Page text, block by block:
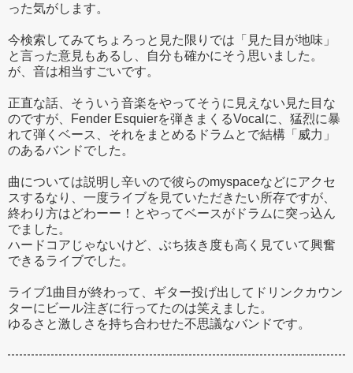
った気がします。
今検索してみてちょろっと見た限りでは「見た目が地味」
と言った意見もあるし、自分も確かにそう思いました。
が、音は相当すごいです。
正直な話、そういう音楽をやってそうに見えない見た目な
のですが、Fender Esquierを弾きまくるVocalに、猛烈に暴
れて弾くベース、それをまとめるドラムとで結構「威力」
のあるバンドでした。
曲については説明し辛いので彼らのmyspaceなどにアクセ
スするなり、一度ライブを見ていただきたい所存ですが、
終わり方はどわーー！とやってベースがドラムに突っ込ん
でました。
ハードコアじゃないけど、ぶち抜き度も高く見ていて興奮
できるライブでした。
ライブ1曲目が終わって、ギター投げ出してドリンクカウン
ターにビール注ぎに行ってたのは笑えました。
ゆるさと激しさを持ち合わせた不思議なバンドです。